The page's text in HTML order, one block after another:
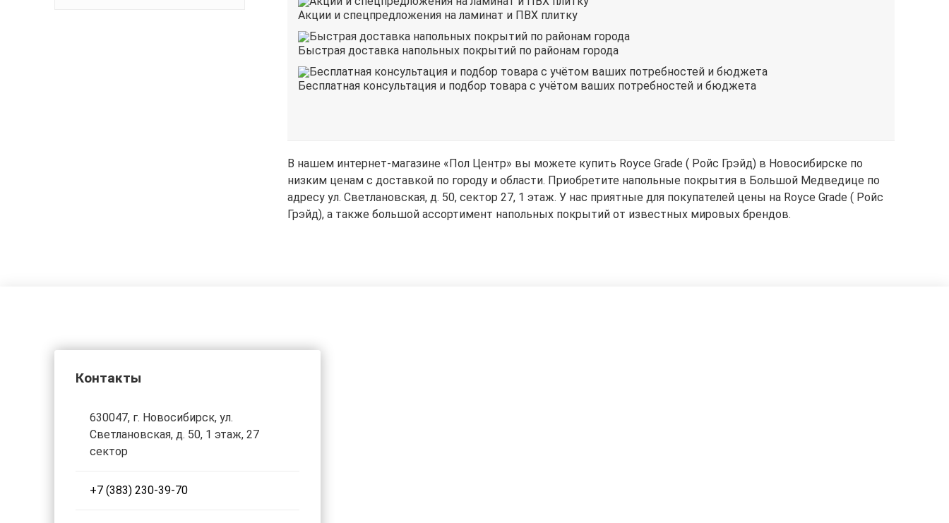
Акции и спецпредложения на ламинат и ПВХ плитку
Быстрая доставка напольных покрытий по районам города
Бесплатная консультация и подбор товара с учётом ваших потребностей и бюджета
В нашем интернет-магазине «Пол Центр» вы можете купить Royce Grade ( Ройс Грэйд) в Новосибирске по
низким ценам с доставкой по городу и области. Приобретите напольные покрытия в Большой Медведице по
адресу ул. Светлановская, д. 50, сектор 27, 1 этаж. У нас приятные для покупателей цены на Royce Grade ( Ройс
Грэйд), а также большой ассортимент напольных покрытий от известных мировых брендов.
Контакты
630047, г. Новосибирск, ул.
Светлановская, д. 50, 1 этаж, 27
сектор
+7 (383) 230-39-70